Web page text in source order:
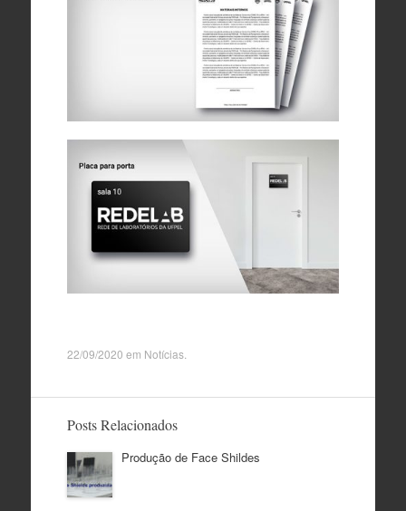
22/09/2020 em Notícias.
Posts Relacionados
Produção de Face Shildes